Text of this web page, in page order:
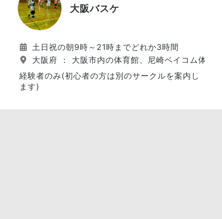
大阪バスケ
土日祝の朝9時～21時までどれか3時間
大阪府 ： 大阪市内の体育館、尼崎ベイコム体育
経験者のみ(初心者の方は別のサークルを案内し
ます)